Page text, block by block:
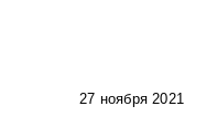
27 ноября 2021